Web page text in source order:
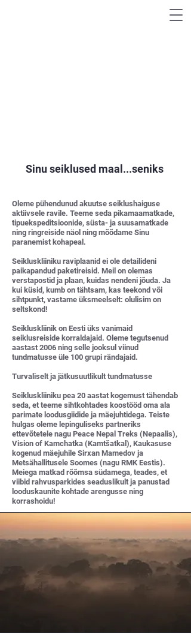
Sinu seiklused maal...seniks
Oleme pühendunud akuutse seiklushaiguse
aktiivsele ravile. Teeme seda pikamaamatkade,
tipuekspeditsioonide, süsta- ja suusamatkade
ning ringreiside näol ning mõõdame Sinu
paranemist kohapeal.
Seikluskliiniku raviplaanid ei ole detailideni
paikapandud paketireisid. Meil on olemas
verstapostid ja plaan, kuidas nendeni jõuda. Ja
kui küsid, kumb on tähtsam, kas teekond või
sihtpunkt, vastame üksmeelselt: olulisim on
seltskond!
Seikluskliinik on Eesti üks vanimaid
seiklusreiside korraldajaid. Oleme tegutsenud
aastast 2006 ning selle jooksul viinud
tundmatusse üle 100 grupi rändajaid.
Turvaliselt ja jätkusuutlikult tundmatusse
Seikluskliiniku pea 20 aastat kogemust tähendab
seda, et teeme sihtkohtades koostööd oma ala
parimate loodusgiidide ja mäejuhtidega. Teiste
hulgas oleme lepinguliseks partneriks
ettevõtetele nagu Peace Nepal Treks (Nepaalis),
Vision of Kamchatka (Kamtšatkal), Kaukasuse
kogenud mäejuhile Sirxan Mamedov ja
Metsähallitusele Soomes (nagu RMK Eestis).
Meiega matkad rõõmsa südamega, teades, et
viibid rahvusparkides seaduslikult ja panustad
looduskaunite kohtade arengusse ning
korrashoidu!